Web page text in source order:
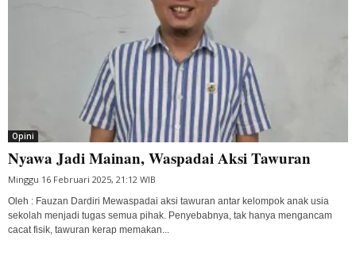
Opini
Nyawa Jadi Mainan, Waspadai Aksi Tawuran
Minggu 16 Februari 2025, 21:12 WIB
Oleh : Fauzan Dardiri Mewaspadai aksi tawuran antar kelompok anak usia
sekolah menjadi tugas semua pihak. Penyebabnya, tak hanya mengancam
cacat fisik, tawuran kerap memakan...